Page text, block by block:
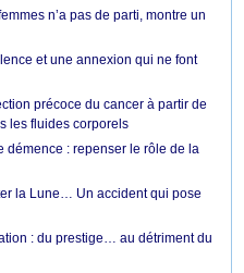
n’a pas de parti, montre un
et une annexion qui ne font
précoce du cancer à partir de
les fluides corporels
démence : repenser le rôle de la
la Lune… Un accident qui pose
: du prestige… au détriment du